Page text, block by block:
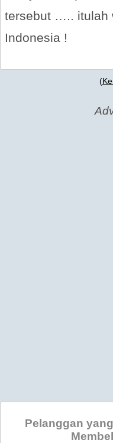
tersebut ….. itulah
Indonesia !
(
Pelanggan